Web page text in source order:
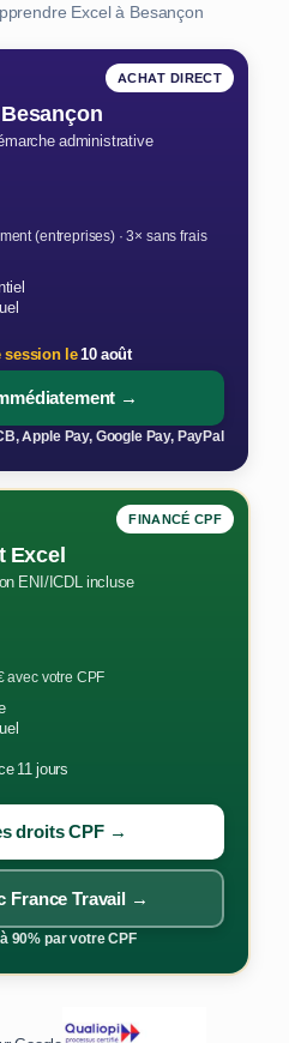
Excel à Besançon
ACHAT DIRECT
administrative
(entreprises) · 3× sans frais
session le10 août
→
Apple Pay, Google Pay, PayPal
FINANCÉ CPF
Excel
ENI/ICDL incluse
avec votre CPF
11 jours
droits CPF →
France Travail →
90% par votre CPF